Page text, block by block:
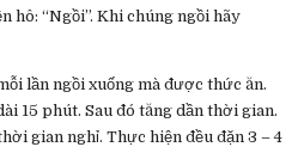
hô: “Ngồi”. Khi chúng ngồi hãy
lần ngồi xuống mà được thức ăn.
15 phút. Sau đó tăng dần thời gian.
gian nghỉ. Thực hiện đều đặn 3 – 4